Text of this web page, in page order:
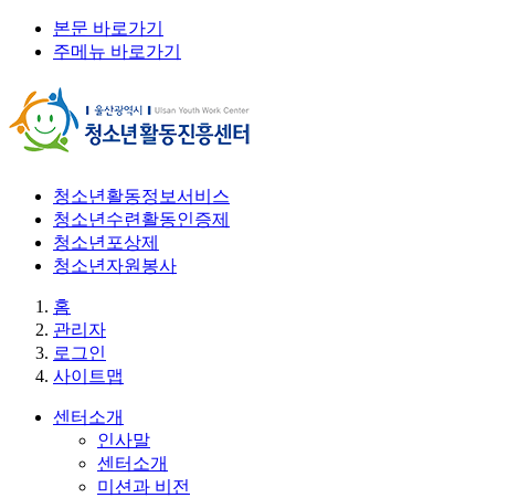
본문 바로가기
주메뉴 바로가기
청소년활동정보서비스
청소년수련활동인증제
청소년포상제
청소년자원봉사
홈
관리자
로그인
사이트맵
센터소개
인사말
센터소개
미션과 비전